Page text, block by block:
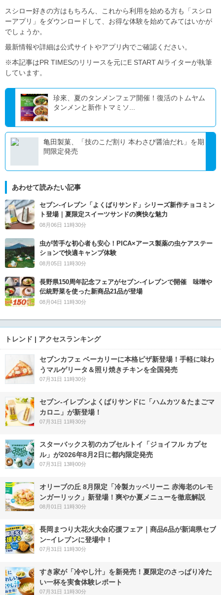
スシロー好きの方はもちろん、これから利用を始める方も「スシロ
ーアプリ」をダウンロードして、お得な体験を始めてみてはいかが
でしょうか。
最新情報や詳細は公式サイトやアプリ内でご確認ください。
※本記事はPR TIMESのリリースを元にE START AIライターが執筆
しています。
珍來、夏のタンメンフェア開催！復活のトムヤム
タンメンと新作トマミソ...
亀田製菓、「技のこだ割り 本わさび醤油だれ」を期
間限定発売
あわせて読みたい記事
セブン‐イレブン「よくばりサンド」シリーズ新作チョコミン
ト登場｜夏限定スイーツサンドの爽快な魅力
08月06日 11時30分
虫が苦手な初心者も安心！PICA×アース製薬の虫ケアステー
ションで快適キャンプ体験
08月05日 11時30分
長野県150周年記念フェアがセブン-イレブンで開催 味噌や
伝統野菜を使った新商品21品が登場
08月04日 11時30分
トレンド | アクセスランキング
セブンカフェ ベーカリーに本格ピザ新登場！手軽に味わ
うマルゲリータ＆照り焼きチキンを全国発売
07月31日 11時30分
セブン‐イレブンよくばりサンドに「ハムカツ＆たまごマ
カロニ」が新登場！
07月31日 11時30分
スターバックス初のカプセルトイ「ジョイフル カプセ
ル」が2026年8月2日に都内限定発売
07月31日 13時00分
オリーブの丘 8月限定「冷製カッペリーニ 赤海老のレモ
ンガーリック」新登場！爽やか夏メニューを徹底解説
08月01日 11時30分
長岡まつり大花火大会応援フェア｜商品6品が新潟県セブ
ン−イレブンに登場中！
07月31日 11時30分
すき家が「冷やし汁」を新発売！夏限定のさっぱり冷た
い一杯を実食体験レポート
07月31日 11時30分